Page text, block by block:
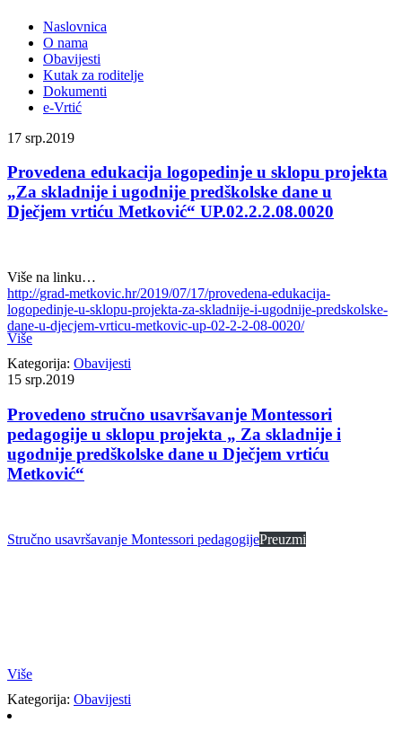
Naslovnica
O nama
Obavijesti
Kutak za roditelje
Dokumenti
e-Vrtić
17 srp.2019
Provedena edukacija logopedinje u sklopu projekta
„Za skladnije i ugodnije predškolske dane u
Dječjem vrtiću Metković“ UP.02.2.2.08.0020
Više na linku…
http://grad-metkovic.hr/2019/07/17/provedena-edukacija-
logopedinje-u-sklopu-projekta-za-skladnije-i-ugodnije-predskolske-
dane-u-djecjem-vrticu-metkovic-up-02-2-2-08-0020/
Više
Kategorija: Obavijesti
15 srp.2019
Provedeno stručno usavršavanje Montessori
pedagogije u sklopu projekta „ Za skladnije i
ugodnije predškolske dane u Dječjem vrtiću
Metković“
Stručno usavršavanje Montessori pedagogijePreuzmi
Više
Kategorija: Obavijesti